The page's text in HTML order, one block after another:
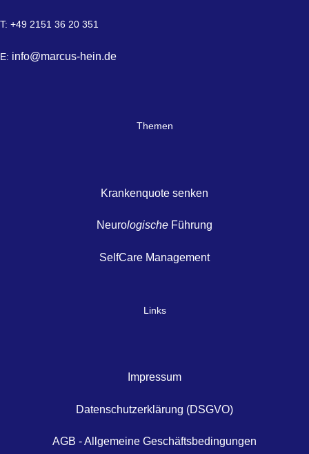
T: +49 2151 36 20 351
E: info@marcus-hein.de
Themen
Krankenquote senken
Neurologische Führung
SelfCare Management
Links
Impressum
Datenschutzerklärung (DSGVO)
AGB - Allgemeine Geschäftsbedingungen